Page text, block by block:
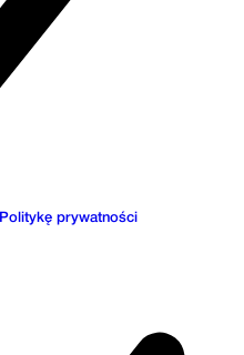
Politykę prywatności